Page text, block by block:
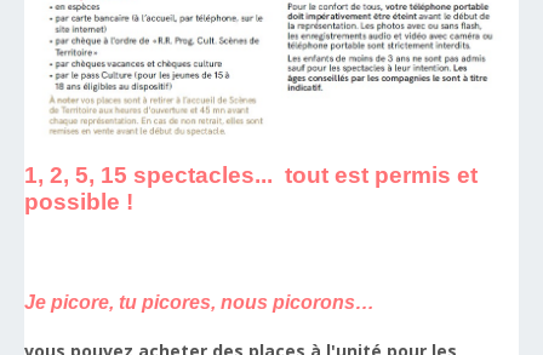
1, 2, 5, 15 spectacles... tout est permis et
possible !
Je picore, tu picores, nous picorons…